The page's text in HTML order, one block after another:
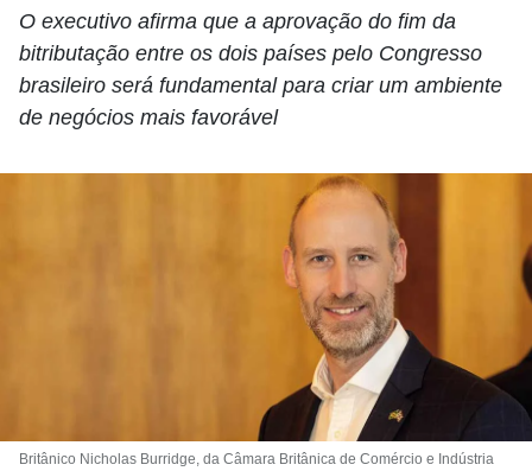
O executivo afirma que a aprovação do fim da
bitributação entre os dois países pelo Congresso
brasileiro será fundamental para criar um ambiente
de negócios mais favorável
Britânico Nicholas Burridge, da Câmara Britânica de Comércio e Indústria